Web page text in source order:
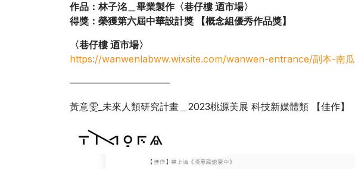
作品：林子洺＿畢業製作〈巷仔樓 迺市場〉
得獎：榮獲第六屆中華設計獎 【概念組優秀作品獎】
〈巷仔樓 迺市場〉
https://wanwenlabww.wixsite.com/wanwen-entrance/副本-南瓜
——————————–
黃意雯_未來人類研究計畫＿2023桃源美展 科技新媒體類 【佳作】